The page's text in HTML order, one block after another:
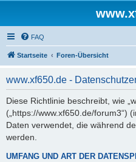
FAQ
Startseite Foren-Übersicht
www.xf650.de -
Diese Richtlinie beschreibt, wie
(„https://www.xf650.de/forum3“)
Daten verwendet, die während
werden.
UMFANG UND ART DER